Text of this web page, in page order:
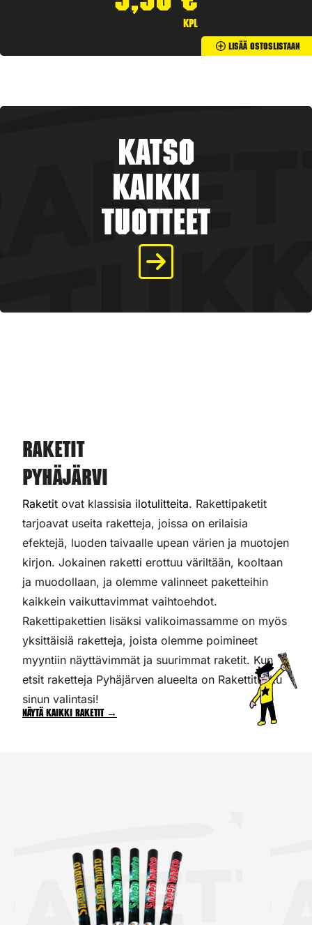
kpl
Lisää Ostoslistaan
Katso
kaikki
tuotteet
Raketit
Pyhäjärvi
Raketit ovat klassisia ilotulitteita. Rakettipaketit
tarjoavat useita raketteja, joissa on erilaisia
efektejä, luoden taivaalle upean värien ja muotojen
kirjon. Jokainen raketti erottuu väriltään, kooltaan
ja muodollaan, ja olemme valinneet paketteihin
kaikkein vaikuttavimmat vaihtoehdot.
Rakettipakettien lisäksi valikoimassamme on myös
yksittäisiä raketteja, joista olemme poimineet
myyntiin näyttävimmät ja suurimmat raketit. Kun
etsit raketteja Pyhäjärven alueelta on Rakettitukku
sinun valintasi!
Näytä kaikki raketit →